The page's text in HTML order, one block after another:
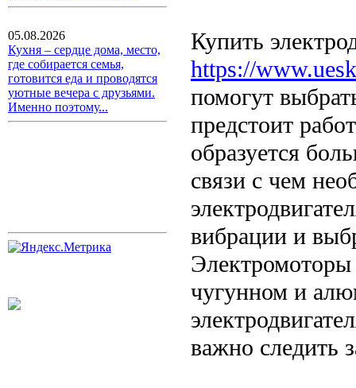
05.08.2026
Кухня – сердце дома, место,
где собирается семья,
готовится еда и проводятся
уютные вечера с друзьями.
Именно поэтому...
Купить
https://
помогут
предстоит
образуется
связи с чем
вибрации и
Электромоторы
чугунном и
важно следить